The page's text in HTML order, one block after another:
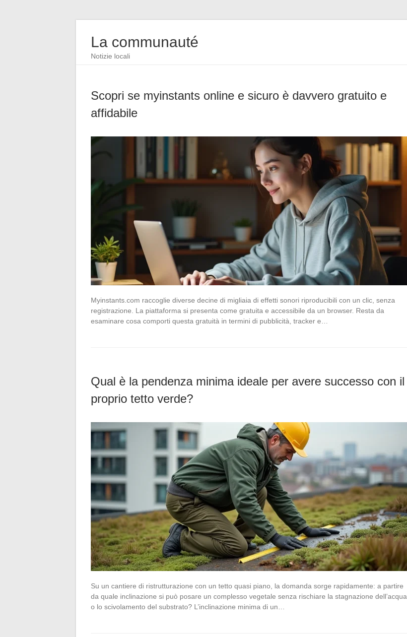
La communauté
Notizie locali
Scopri se myinstants online e sicuro è davvero gratuito e
affidabile
Myinstants.com raccoglie diverse decine di migliaia di effetti sonori riproducibili con un clic, senza
registrazione. La piattaforma si presenta come gratuita e accessibile da un browser. Resta da
esaminare cosa comporti questa gratuità in termini di pubblicità, tracker e…
Qual è la pendenza minima ideale per avere successo con il
proprio tetto verde?
Su un cantiere di ristrutturazione con un tetto quasi piano, la domanda sorge rapidamente: a partire
da quale inclinazione si può posare un complesso vegetale senza rischiare la stagnazione dell’acqua
o lo scivolamento del substrato? L’inclinazione minima di un…